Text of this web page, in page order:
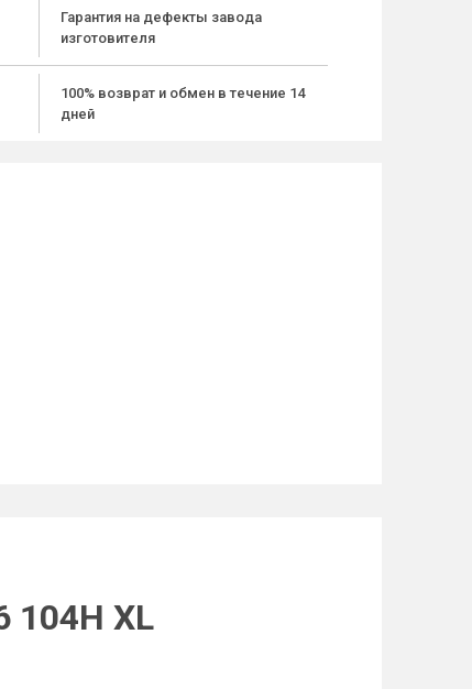
Гарантия на дефекты завода
изготовителя
100% возврат и обмен в течение 14
дней
104H XL